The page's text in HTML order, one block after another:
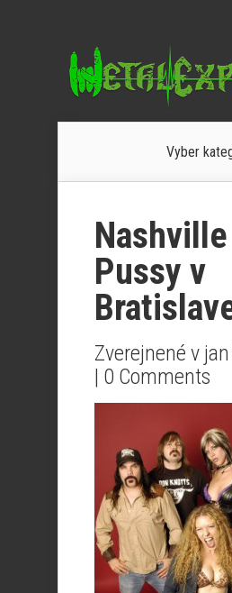
Vyber
Nashville
Pussy v
Zverejnené v
| 0 Comments